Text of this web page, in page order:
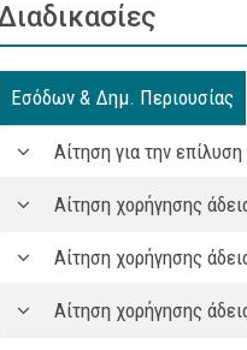
Εσόδων & Δημ. Περιουσίας
Αίτηση για την
Αίτηση χορήγησης
Αίτηση χορήγησης
Αίτηση χορήγησης